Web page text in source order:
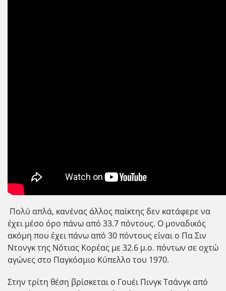
Πολύ απλά, κανένας άλλος παίκτης δεν κατάφερε να
έχει μέσο όρο πάνω από 33.7 πόντους. Ο μοναδικός
ακόμη που έχει πάνω από 30 πόντους είναι ο Πα Σιν
Ντονγκ της Νότιας Κορέας με 32.6 μ.ο. πόντων σε οχτώ
αγώνες στο Παγκόσμιο Κύπελλο του 1970.
Στην τρίτη θέση βρίσκεται ο Γουέι Πινγκ Τσάνγκ από